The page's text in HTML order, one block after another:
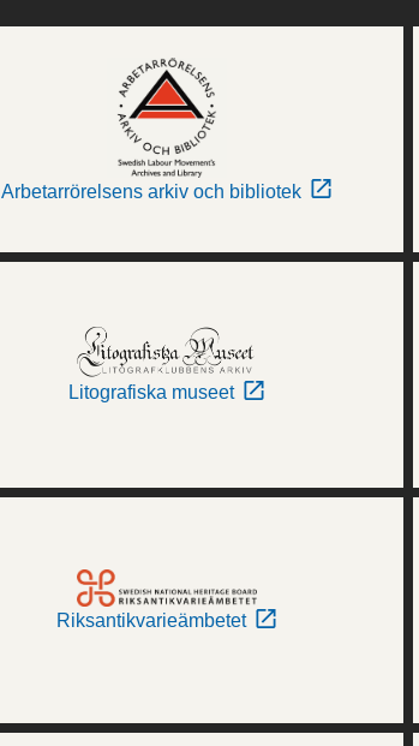
Arbetarrörelsens arkiv och bibliotek
Litografiska museet
Riksantikvarieämbetet